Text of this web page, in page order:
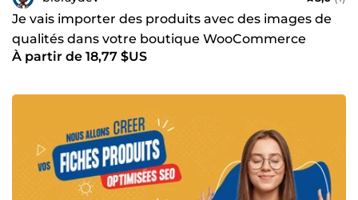
Je vais importer des produits avec des images de
qualités dans votre boutique WooCommerce
À partir de 18,77 $US